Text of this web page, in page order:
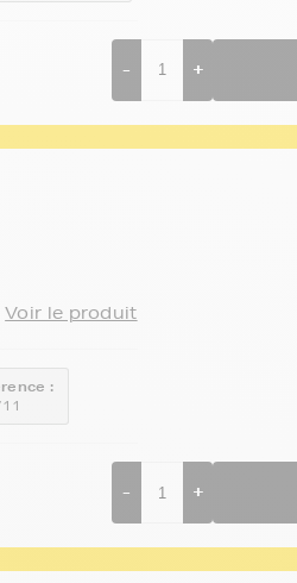
- +
Voir le produit
:
- +